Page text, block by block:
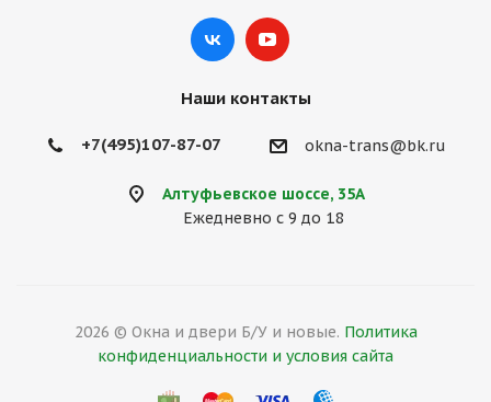
Наши контакты
+7(495)107-87-07 okna-trans@bk.ru
Алтуфьевское шоссе, 35А
Ежедневно с 9 до 18
2026 © Окна и двери Б/У и новые. Политика
конфиденциальности и условия сайта